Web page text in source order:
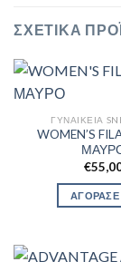
ΣΧΕΤΙΚΆ
ΓΥΝΑΙΚΕΊΑ
WOMEN’S
€
ΑΓΟΡΑΣΕ